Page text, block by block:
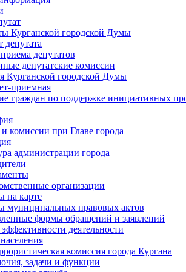
Курганской городской Думы
депутата
депутатов
депутатские комиссии
Курганской городской Думы
приемная
граждан по поддержке инициативных
комиссии при Главе города
администрации города
организации
на карте
муниципальных правовых актов
формы обращений и заявлений
деятельности
комиссия города Кургана
задачи и функции